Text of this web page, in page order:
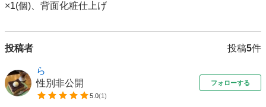
×1(個)、背面化粧仕上げ
投稿者 投稿5件
ら
性別非公開
5.0(1)
フォローする